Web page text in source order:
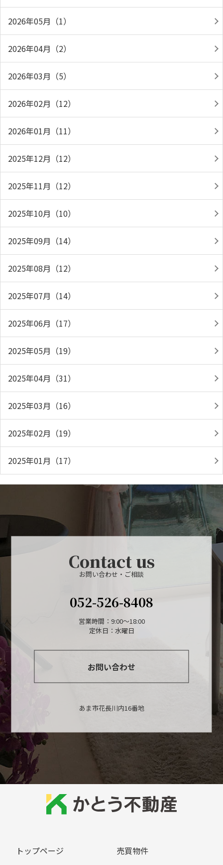
2026年05月（1）
2026年04月（2）
2026年03月（5）
2026年02月（12）
2026年01月（11）
2025年12月（12）
2025年11月（12）
2025年10月（10）
2025年09月（14）
2025年08月（12）
2025年07月（14）
2025年06月（17）
2025年05月（19）
2025年04月（31）
2025年03月（16）
2025年02月（19）
2025年01月（17）
Contact us
お問い合わせ・ご相談
052-526-8408
営業時間：9:00～18:00
定休日：水曜日
お問い合わせ
あま市花長川内16番地
トップページ 売買物件